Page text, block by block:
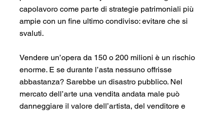
capolavoro come parte di strategie patrimoniali più
ampie con un fine ultimo condiviso: evitare che si
svaluti.
Vendere un’opera da 150 o 200 milioni è un rischio
enorme. E se durante l’asta nessuno offrisse
abbastanza? Sarebbe un disastro pubblico. Nel
mercato dell’arte una vendita andata male può
danneggiare il valore dell’artista, del venditore e